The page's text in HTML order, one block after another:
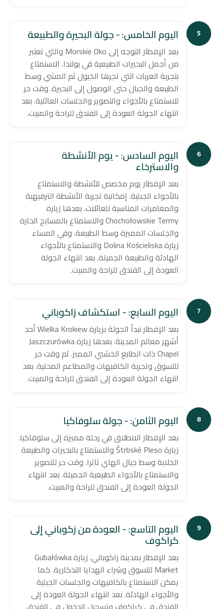
5 اليوم الخامس: - جولة البحيرة والطبيعة
بعد الإفطار التوجه إلى Morskie Oko والتي تعتبر
من أجمل البحيرات الطبيعية في بولندا. الاستمتاع
بتجربة العربات التي تجرها الخيول ثم المشي وسط
الطبيعة والجبال حتى الوصول إلى البحيرة. وقت حر
للاستمتاع بالأجواء والتصوير والجلسات العائلية. بعد
انتهاء الجولة العودة إلى الفندق للراحة والمبيت.
6 اليوم السادس: - يوم الأنشطة
والاسترخاء
بعد الإفطار يوم مخصص للأنشطة والاستمتاع
بالأجواء الجبلية. إمكانية تجربة الأنشطة الترفيهية
والمغامرات المناسبة للعائلات. بعدها زيارة
Chochołowskie Termy والاستمتاع بالمسابح الحارة
والجلسات المميزة وسط الطبيعة. وفي المساء
زيارة Dolina Kościeliska والاستمتاع بالأجواء
الهادئة والطبيعة الجميلة. بعد انتهاء الجولة
العودة إلى الفندق للراحة والمبيت.
7 اليوم السابع: - استكشاف زاكوباني
بعد الإفطار نبدأ الجولة بزيارة Wielka Krokiew أحد
أشهر معالم المدينة. بعدها زيارة Jaszczurówka
Chapel ذات الطابع الخشبي المميز. ثم وقت حر
للتسوق وتجربة الكافيهات والمطاعم المحلية. بعد
انتهاء الجولة العودة إلى الفندق للراحة والمبيت.
8 اليوم الثامن: - جولة سلوفاكيا
بعد الإفطار الانطلاق في رحلة مميزة إلى سلوفاكيا.
زيارة Štrbské Pleso والاستمتاع بالبحيرات والطبيعة
الخلابة وسط جبال الهاي تاترا. وقت حر للتصوير
والاستمتاع بالأجواء الطبيعية الجميلة. بعد انتهاء
الجولة العودة إلى الفندق للراحة والمبيت.
9 اليوم التاسع: - العودة من زكوباني إلى
كراكوف
بعد الإفطار بمدينة زاكوباني. زيارة Gubałówka
Market للتسوق وشراء الهدايا التذكارية. كما
يمكن الاستمتاع بالكافيهات والجلسات الجبلية
والأجواء الهادئة. بعد انتهاء الجولة العودة إلى